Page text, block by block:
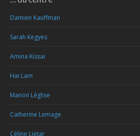
Damien Kauffman
Sarah Kegyes
Amina Kissai
Hai Lam
Manon Léglise
Catherine Lemage
Céline Lietar